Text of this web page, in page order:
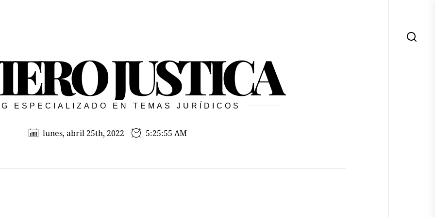
JUSTICA
ESPECIALIZADO EN TEMAS JURÍDICOS
lunes, abril 25th, 2022 5:25:56 AM